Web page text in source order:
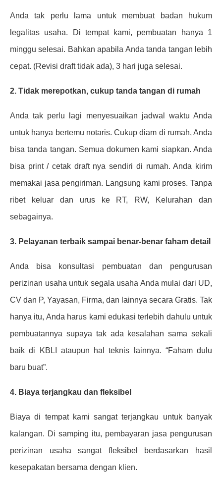
Anda tak perlu lama untuk membuat badan hukum
legalitas usaha. Di tempat kami, pembuatan hanya 1
minggu selesai. Bahkan apabila Anda tanda tangan lebih
cepat. (Revisi draft tidak ada), 3 hari juga selesai.
2. Tidak merepotkan, cukup tanda tangan di rumah
Anda tak perlu lagi menyesuaikan jadwal waktu Anda
untuk hanya bertemu notaris. Cukup diam di rumah, Anda
bisa tanda tangan. Semua dokumen kami siapkan. Anda
bisa print / cetak draft nya sendiri di rumah. Anda kirim
memakai jasa pengiriman. Langsung kami proses. Tanpa
ribet keluar dan urus ke RT, RW, Kelurahan dan
sebagainya.
3. Pelayanan terbaik sampai benar-benar faham detail
Anda bisa konsultasi pembuatan dan pengurusan
perizinan usaha untuk segala usaha Anda mulai dari UD,
CV dan P, Yayasan, Firma, dan lainnya secara Gratis. Tak
hanya itu, Anda harus kami edukasi terlebih dahulu untuk
pembuatannya supaya tak ada kesalahan sama sekali
baik di KBLI ataupun hal teknis lainnya. “Faham dulu
baru buat”.
4. Biaya terjangkau dan fleksibel
Biaya di tempat kami sangat terjangkau untuk banyak
kalangan. Di samping itu, pembayaran jasa pengurusan
perizinan usaha sangat fleksibel berdasarkan hasil
kesepakatan bersama dengan klien.